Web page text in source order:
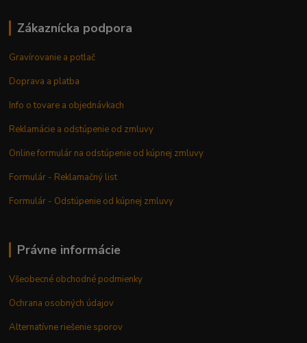
Zákaznícka podpora
Gravírovanie a potlač
Doprava a platba
Info o tovare a objednávkach
Reklamácie a odstúpenie od zmluvy
Online formulár na odstúpenie od kúpnej zmluvy
Formulár - Reklamačný list
Formulár - Odstúpenie od kúpnej zmluvy
Právne informácie
Všeobecné obchodné podmienky
Ochrana osobných údajov
Alternatívne riešenie sporov